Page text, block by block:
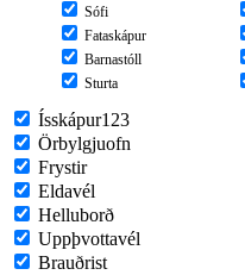
Sófi
Fataskápur
Barnastóll
Sturta
Ísskápur123
Örbylgjuofn
Frystir
Eldavél
Helluborð
Uppþvottavél
Brauðrist